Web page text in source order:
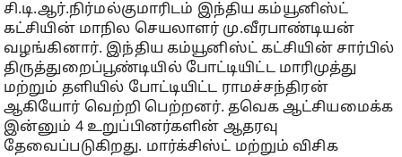
சி.டி.ஆர்.நிர்மல்குமாரிடம் இந்திய கம்யூனிஸ்ட்
கட்சியின் மாநில செயலாளர் மு.வீரபாண்டியன்
வழங்கினார். இந்திய கம்யூனிஸ்ட் கட்சியின் சார்பில்
திருத்துறைப்பூண்டியில் போட்டியிட்ட மாரிமுத்து
மற்றும் தளியில் போட்டியிட்ட ராமச்சந்திரன்
ஆகியோர் வெற்றி பெற்றனர். தவெக ஆட்சியமைக்க
இன்னும் 4 உறுப்பினர்களின் ஆதரவு
தேவைப்படுகிறது. மார்க்சிஸ்ட் மற்றும் விசிக